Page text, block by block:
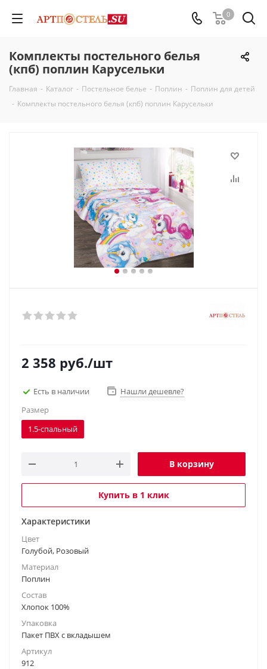
0
Комплекты постельного белья
(кпб) поплин Карусельки
Главная - Каталог - Постельное белье - Поплин - Поплин для детей
- Комплекты постельного белья (кпб) поплин Карусельки
2 358 руб./шт
Есть в наличии
Нашли дешевле?
Размер
1.5-спальный
В корзину
Купить в 1 клик
Характеристики
Цвет
Голубой, Розовый
Материал
Поплин
Состав
Хлопок 100%
Упаковка
Пакет ПВХ с вкладышем
Артикул
912